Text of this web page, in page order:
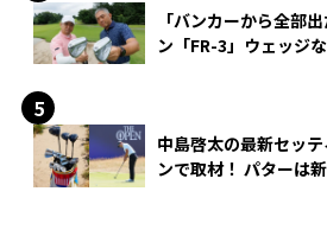
「バンカーから全部
ン「FR-3」ウェッジ
中島啓太の最新セッ
ンで取材！ パターは